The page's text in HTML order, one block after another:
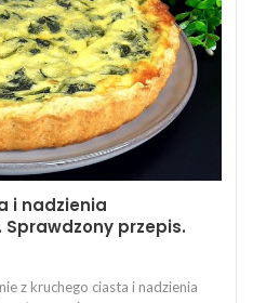
i nadzienia
przepis.
z kruchego ciasta i nadzienia